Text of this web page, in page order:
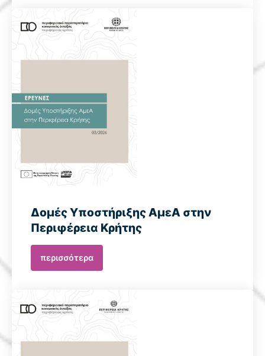
Δομές Υποστήριξης ΑμεΑ στην
Περιφέρεια Κρήτης
περισσότερα